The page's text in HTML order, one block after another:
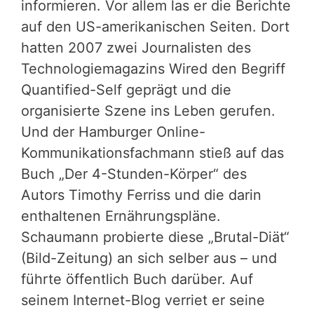
informieren. Vor allem las er die Berichte
auf den US-amerikanischen Seiten. Dort
hatten 2007 zwei Journalisten des
Technologiemagazins Wired den Begriff
Quantified-Self geprägt und die
organisierte Szene ins Leben gerufen.
Und der Hamburger Online-
Kommunikationsfachmann stieß auf das
Buch „Der 4-Stunden-Körper“ des
Autors Timothy Ferriss und die darin
enthaltenen Ernährungspläne.
Schaumann probierte diese „Brutal-Diät“
(Bild-Zeitung) an sich selber aus – und
führte öffentlich Buch darüber. Auf
seinem Internet-Blog verriet er seine